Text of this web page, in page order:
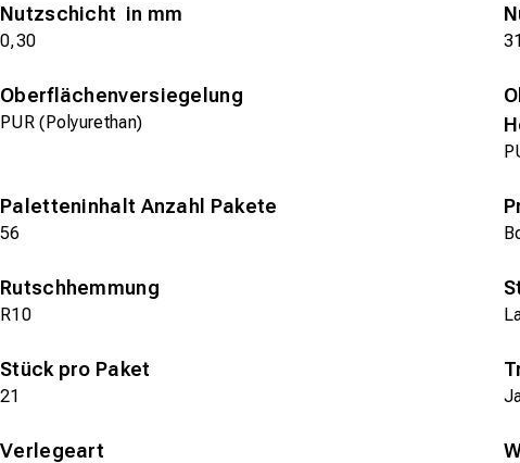
Nutzschicht in mm
0,30 31
Oberflächenversiegelung
PUR (Polyurethan)
Paletteninhalt Anzahl Pakete
56
Rutschhemmung
R10
Stück pro Paket
21
Verlegeart